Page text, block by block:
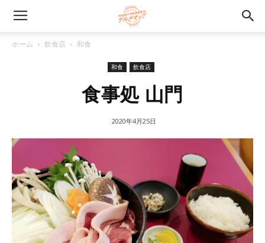
ホーム 飲食店 和食
和食 飲食店
食事処 山門
2020年4月25日